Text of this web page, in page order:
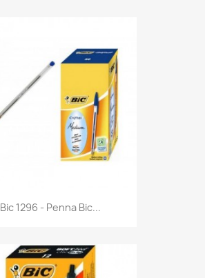
Anteprima
Bic 1296 - Penna Bic...